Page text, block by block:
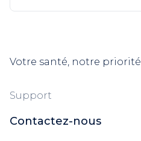
Votre santé, notre priorité
Support
Contactez-nous